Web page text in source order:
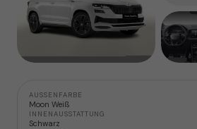
AUSSENFARBE
Moon Weiß
INNENAUSSTATTUNG
Schwarz